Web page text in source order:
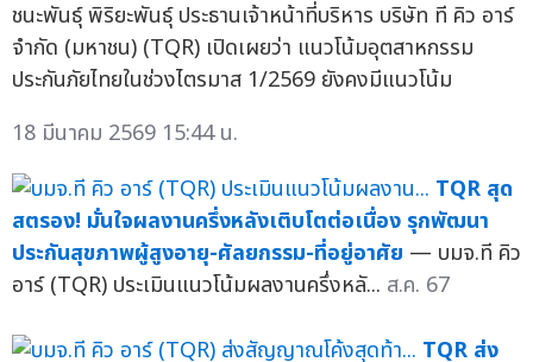
ชนะพันธุ์ พิริยะพันธุ์ ประธานเจ้าหน้าที่บริหาร บริษัท ที คิว อาร์
จำกัด (มหาชน) (TQR) เปิดเผยว่า แนวโน้มอุตสาหกรรม
ประกันภัยไทยในช่วงไตรมาส 1/2569 ยังคงมีแนวโน้ม
18 มีนาคม 2569 15:44 น.
TQR สุด
สตรอง! มั่นใจผลงานครึ่งหลังเติบโตต่อเนื่อง รุกพัฒนา
ประกันสุขภาพผู้สูงอายุ-ศัลยกรรม-ที่อยู่อาศัย — บมจ.ที คิว
อาร์ (TQR) ประเมินแนวโน้มผลงานครึ่งหลั... ส.ค. 67
TQR ส่ง